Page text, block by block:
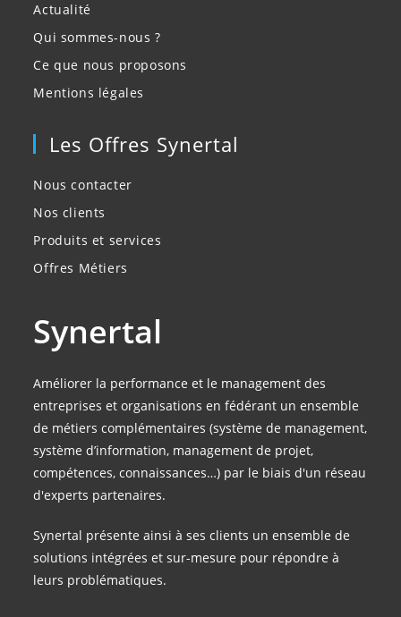
Actualité
Qui sommes-nous ?
Ce que nous proposons
Mentions légales
Les Offres Synertal
Nous contacter
Nos clients
Produits et services
Offres Métiers
Synertal
Améliorer la performance et le management des
entreprises et organisations en fédérant un ensemble
de métiers complémentaires (système de management,
système d’information, management de projet,
compétences, connaissances…) par le biais d'un réseau
d'experts partenaires.
Synertal présente ainsi à ses clients un ensemble de
solutions intégrées et sur-mesure pour répondre à
leurs problématiques.